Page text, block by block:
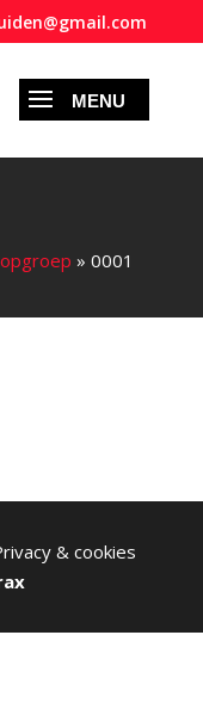
» 0001
& cookies